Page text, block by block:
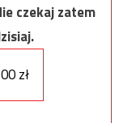
czekaj zatem
zł